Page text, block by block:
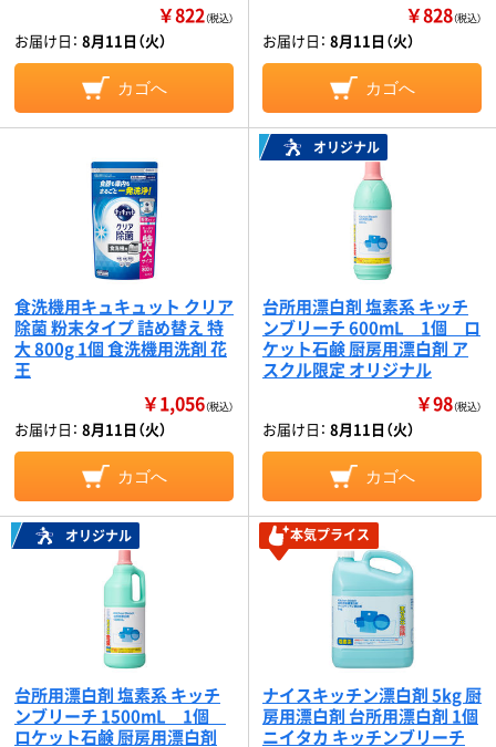
￥822（税込）
お届け日： 8月11日（火）
カゴへ
￥828（税込）
お届け日： 8月11日（火）
カゴへ
食洗機用キュキュット クリア
除菌 粉末タイプ 詰め替え 特
大 800g 1個 食洗機用洗剤 花
王
￥1,056（税込）
お届け日： 8月11日（火）
カゴへ
オリジナル
台所用漂白剤 塩素系 キッチ
ンブリーチ 600mL 1個 ロ
ケット石鹸 厨房用漂白剤 ア
スクル限定 オリジナル
￥98（税込）
お届け日： 8月11日（火）
カゴへ
オリジナル
台所用漂白剤 塩素系 キッチ
ンブリーチ 1500mL 1個
ロケット石鹸 厨房用漂白剤
本気プライス
ナイスキッチン漂白剤 5kg 厨
房用漂白剤 台所用漂白剤 1個
ニイタカ キッチンブリーチ